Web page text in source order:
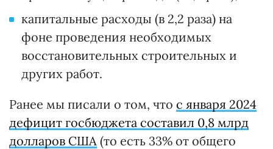
капитальные расходы (в 2,2 раза) на
фоне проведения необходимых
восстановительных строительных и
других работ.
Ранее мы писали о том, что с января 2024
дефицит госбюджета составил 0,8 млрд
долларов США (то есть 33% от общего